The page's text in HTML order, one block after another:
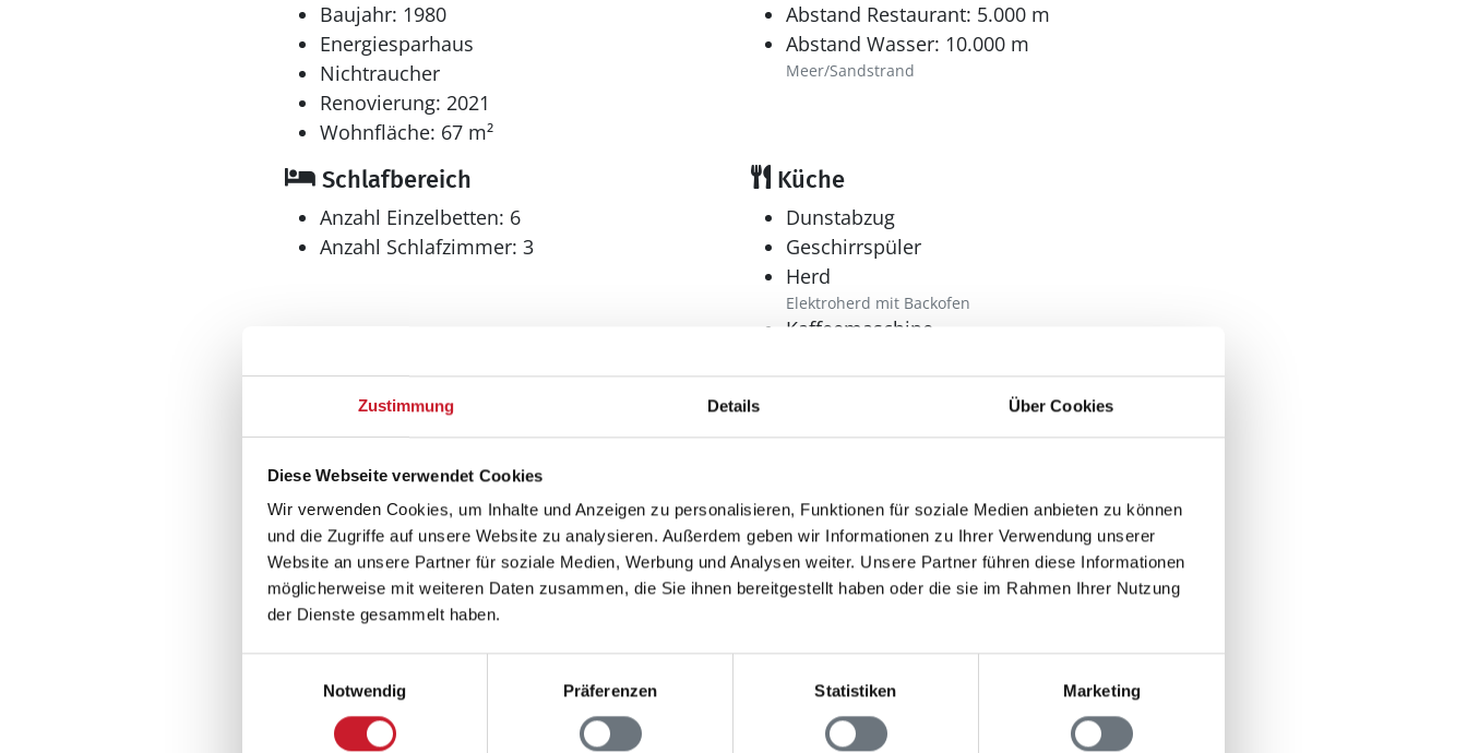
Zustimmung Details Über Cookies
Diese Webseite verwendet Cookies
Wir verwenden Cookies, um Inhalte und Anzeigen zu personalisieren, Funktionen für soziale Medien anbieten zu können
und die Zugriffe auf unsere Website zu analysieren. Außerdem geben wir Informationen zu Ihrer Verwendung unserer
Website an unsere Partner für soziale Medien, Werbung und Analysen weiter. Unsere Partner führen diese Informationen
möglicherweise mit weiteren Daten zusammen, die Sie ihnen bereitgestellt haben oder die sie im Rahmen Ihrer Nutzung
der Dienste gesammelt haben.
Notwendig
Präferenzen Statistiken Marketing
Baujahr: 1980
Energiesparhaus
Nichtraucher
Renovierung: 2021
Wohnfläche: 67 m²
Abstand Restaurant: 5.000 m
Abstand Wasser: 10.000 m
Meer/Sandstrand
Schlafbereich
Anzahl Einzelbetten: 6
Anzahl Schlafzimmer: 3
Küche
Dunstabzug
Geschirrspüler
Herd
Elektroherd mit Backofen
Kaffeemaschine
Tiefkühlschrank
Bad
Anzahl Badezimmer: 1
Dusche
Handdusche
Deutsches Fernsehen
Internet
WLAN
Aussenbereich
Gartenmöbel
Grill
Terrasse: 1
Fußbodenheizung
Teilweise Fussbodenheizung
Haustyp
Ferienhaus